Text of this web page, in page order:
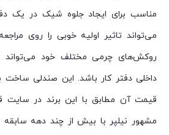
مناسب برای ایجاد جلوه شیک در یک
می‌تواند تاثیر اولیه خوبی را روی
روکش‌های چرمی مختلف خود می‌تواند
داخلی دفتر کار باشد. این صندلی ساخت
قیمت‌ آن مطابق با این برند در سایت
مشهور نیلپر با بیش از چند دهه سابقه